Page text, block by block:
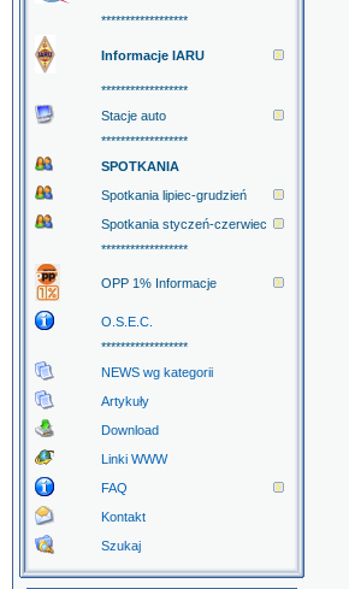
******************
Informacje IARU
******************
Stacje auto
******************
SPOTKANIA
Spotkania lipiec-grudzień
Spotkania styczeń-czerwiec
******************
OPP 1% Informacje
O.S.E.C.
******************
NEWS wg kategorii
Artykuły
Download
Linki WWW
FAQ
Kontakt
Szukaj